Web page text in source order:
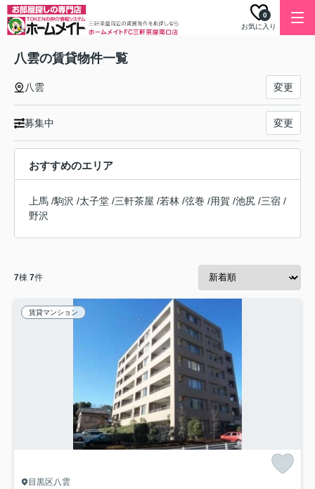
お気に入り
0
八雲の賃貸物件一覧
八雲 変更
募集中 変更
おすすめのエリア
上馬 /駒沢 /太子堂 /三軒茶屋 /若林 /弦巻 /用賀 /池尻 /三宿 /
野沢
7棟 7件
賃貸マンション
目黒区八雲